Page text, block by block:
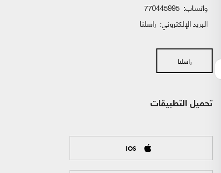
واتساب:
البريد الإلكتروني: راسلنا
راسلنا
تحميل التطبيقات
IOS